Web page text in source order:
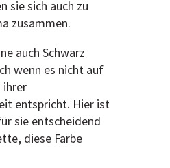
sie sich auch zu
zusammen.
auch Schwarz
wenn es nicht auf
ihrer
entspricht. Hier ist
sie entscheidend
diese Farbe